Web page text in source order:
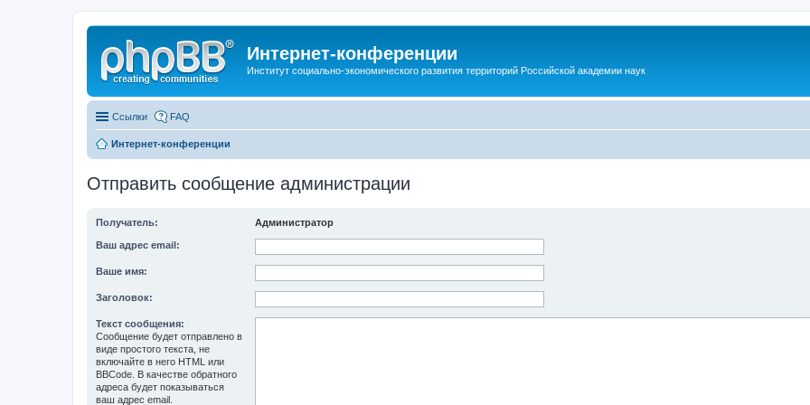
Интернет-конференции
Институт социально-экономического развития территорий Российской академии наук
Ссылки FAQ
Интернет-конференции
Отправить сообщение администрации
Получатель: Администратор
Ваш адрес email:
Ваше имя:
Заголовок:
Текст сообщения:
Сообщение будет отправлено в
виде простого текста, не
включайте в него HTML или
BBCode. В качестве обратного
адреса будет показываться
ваш адрес email.